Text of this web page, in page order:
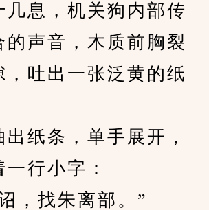
息，机关狗内部传
的声音，木质前胸裂
，吐出一张泛黄的纸
条，单手展开，
行小字：
找朱离部。”